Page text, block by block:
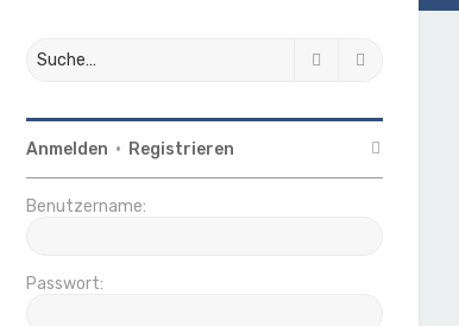
Suche
Anmelden • Registrieren
Benutzername:
Passwort: